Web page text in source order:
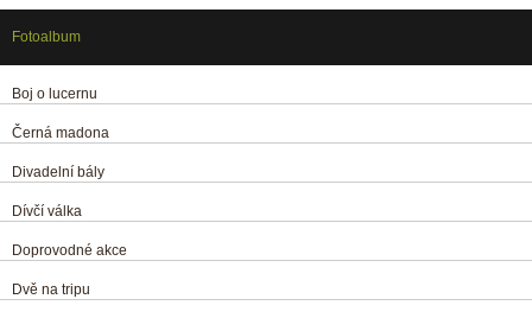
Fotoalbum
Boj o lucernu
Černá madona
Divadelní bály
Dívčí válka
Doprovodné akce
Dvě na tripu